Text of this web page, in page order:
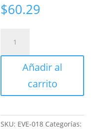
$60.29
VELOCIMETRO
ARAÑAAñadir al
carrito
SKU: EVE-018 Categorías: